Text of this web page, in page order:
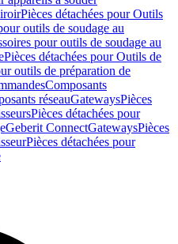
Pièces détachées pour Outils
outils de soudage au
pour outils de soudage au
Pièces détachées pour Outils de
outils de préparation de
Composants
réseauGatewaysPièces
Pièces détachées pour
Geberit ConnectGatewaysPièces
Pièces détachées pour